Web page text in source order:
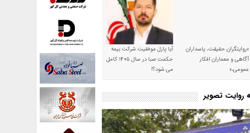
«روایتگران حقیقت، پاسداران
آگاهی و معماران افکار
عمومی،»
آیا پازل موفقیت شرکت بیمه
حکمت صبا در سال ۱۴۰۵ کامل
می شود؟!
روایت تصویر